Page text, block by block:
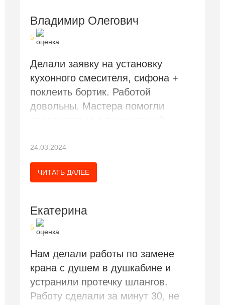
Владимир Олегович
5
Делали заявку на установку
кухонного смесителя, сифона +
поклеить бортик. Работой
довольны. Мастера помогли
24.03.2024
ЧИТАТЬ ДАЛЕЕ
Екатерина
5
Нам делали работы по замене
крана с душем в душкабине и
устранили протечку шлангов.
Работу сделали за минут 30, не